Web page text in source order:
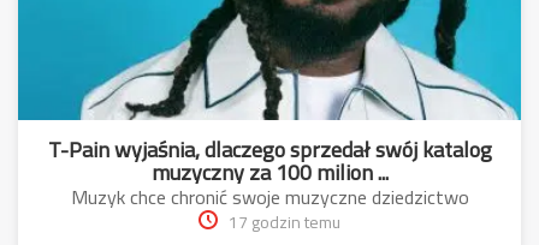
T-Pain wyjaśnia, dlaczego sprzedał swój katalog
muzyczny za 100 milion ...
Muzyk chce chronić swoje muzyczne dziedzictwo
17 godzin temu